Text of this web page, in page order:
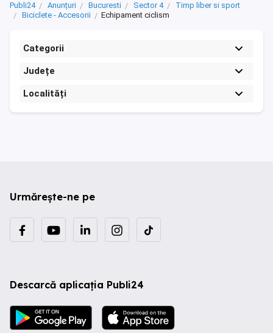
Publi24 Anunțuri Bucuresti Sector 4
Timp liber si sport
Biciclete - Accesorii
Echipament ciclism
Categorii
Județe
Localități
Urmărește-ne pe
Descarcă aplicația Publi24